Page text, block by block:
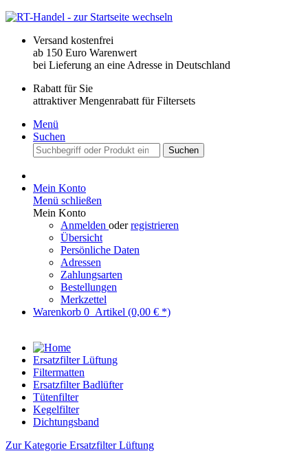
Versand kostenfrei
ab 150 Euro Warenwert
bei Lieferung an eine Adresse in Deutschland
Rabatt für Sie
attraktiver Mengenrabatt für Filtersets
Menü
Suchen
Suchen
Mein Konto
Menü schließen
Mein Konto
Anmelden oderregistrieren
Übersicht
Persönliche Daten
Adressen
Zahlungsarten
Bestellungen
Merkzettel
Warenkorb 0 Artikel (0,00 € *)
Ersatzfilter Lüftung
Filtermatten
Ersatzfilter Badlüfter
Tütenfilter
Kegelfilter
Dichtungsband
Zur Kategorie Ersatzfilter Lüftung